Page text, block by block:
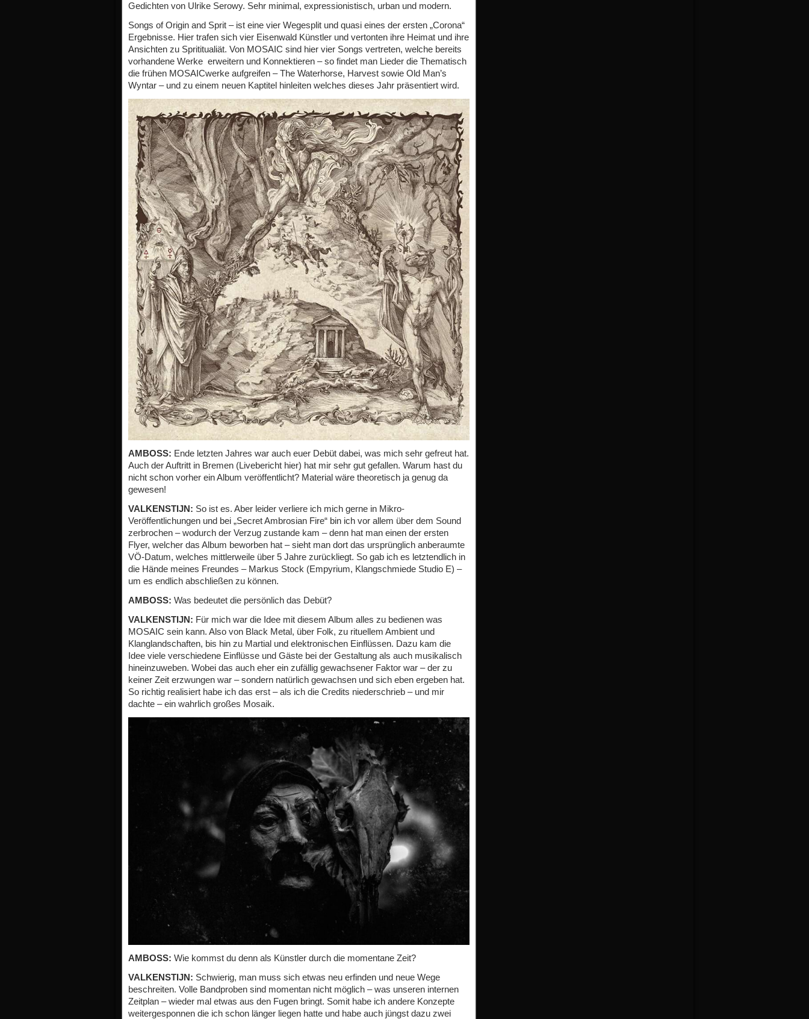
Gedichten von Ulrike Serowy. Sehr minimal, expressionistisch, urban und modern.
Songs of Origin and Sprit – ist eine vier Wegesplit und quasi eines der ersten „Corona“
Ergebnisse. Hier trafen sich vier Eisenwald Künstler und vertonten ihre Heimat und ihre
Ansichten zu Sprititualiät. Von MOSAIC sind hier vier Songs vertreten, welche bereits
vorhandene Werke erweitern und Konnektieren – so findet man Lieder die Thematisch
die frühen MOSAICwerke aufgreifen – The Waterhorse, Harvest sowie Old Man’s
Wyntar – und zu einem neuen Kaptitel hinleiten welches dieses Jahr präsentiert wird.
AMBOSS: Ende letzten Jahres war auch euer Debüt dabei, was mich sehr gefreut hat.
Auch der Auftritt in Bremen (Livebericht hier) hat mir sehr gut gefallen. Warum hast du
nicht schon vorher ein Album veröffentlicht? Material wäre theoretisch ja genug da
gewesen!
VALKENSTIJN: So ist es. Aber leider verliere ich mich gerne in Mikro-
Veröffentlichungen und bei „Secret Ambrosian Fire“ bin ich vor allem über dem Sound
zerbrochen – wodurch der Verzug zustande kam – denn hat man einen der ersten
Flyer, welcher das Album beworben hat – sieht man dort das ursprünglich anberaumte
VÖ-Datum, welches mittlerweile über 5 Jahre zurückliegt. So gab ich es letztendlich in
die Hände meines Freundes – Markus Stock (Empyrium, Klangschmiede Studio E) –
um es endlich abschließen zu können.
AMBOSS: Was bedeutet die persönlich das Debüt?
VALKENSTIJN: Für mich war die Idee mit diesem Album alles zu bedienen was
MOSAIC sein kann. Also von Black Metal, über Folk, zu rituellem Ambient und
Klanglandschaften, bis hin zu Martial und elektronischen Einflüssen. Dazu kam die
Idee viele verschiedene Einflüsse und Gäste bei der Gestaltung als auch musikalisch
hineinzuweben. Wobei das auch eher ein zufällig gewachsener Faktor war – der zu
keiner Zeit erzwungen war – sondern natürlich gewachsen und sich eben ergeben hat.
So richtig realisiert habe ich das erst – als ich die Credits niederschrieb – und mir
dachte – ein wahrlich großes Mosaik.
AMBOSS: Wie kommst du denn als Künstler durch die momentane Zeit?
VALKENSTIJN: Schwierig, man muss sich etwas neu erfinden und neue Wege
beschreiten. Volle Bandproben sind momentan nicht möglich – was unseren internen
Zeitplan – wieder mal etwas aus den Fugen bringt. Somit habe ich andere Konzepte
weitergesponnen die ich schon länger liegen hatte und habe auch jüngst dazu zwei